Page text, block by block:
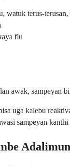
watuk terus-
flu
awak, sampeyan
uga kalebu
sampeyan kanthi